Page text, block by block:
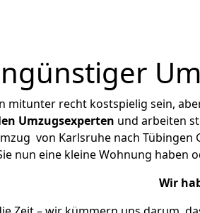
mitunter recht kostspielig sein,
Umzugsexperten und arbeiten
von Karlsruhe nach Tübingen
nun eine kleine Wohnung haben
Wir